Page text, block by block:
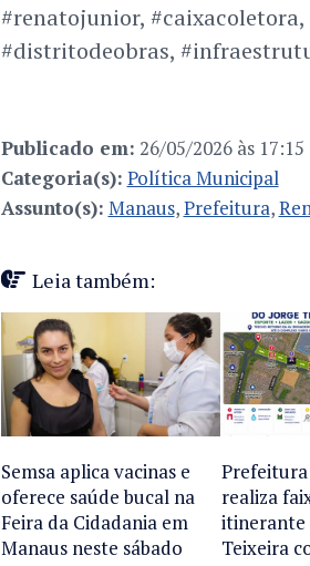
#renatojunior,
#distritodeobras,
Publicado em: 26/05/2026 às 17:15
Categoria(s): Política Municipal
Assunto(s): Manaus,Prefeitura,
Leia também:
Semsa aplica vacinas e
oferece saúde bucal na
Feira da Cidadania em
Manaus neste sábado
realiza
itinerante
Teixeira